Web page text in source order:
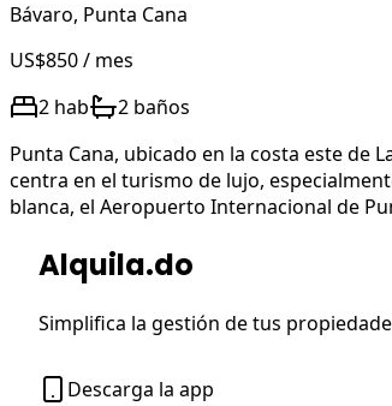
Bávaro, Punta Cana
US$850/ mes
2 hab 2 baños
Punta Cana, ubicado en la costa este de
centra en el turismo de lujo,
blanca, el Aeropuerto Internacional de
Alquila.do
Simplifica la gestión de tus
Descarga la app